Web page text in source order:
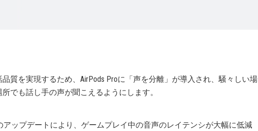
質を実現するため、AirPods Proに「声を分離」が導入され、騒々しい場
でも話し手の声が聞こえるようにします。
アップデートにより、ゲームプレイ中の音声のレイテンシが大幅に低減